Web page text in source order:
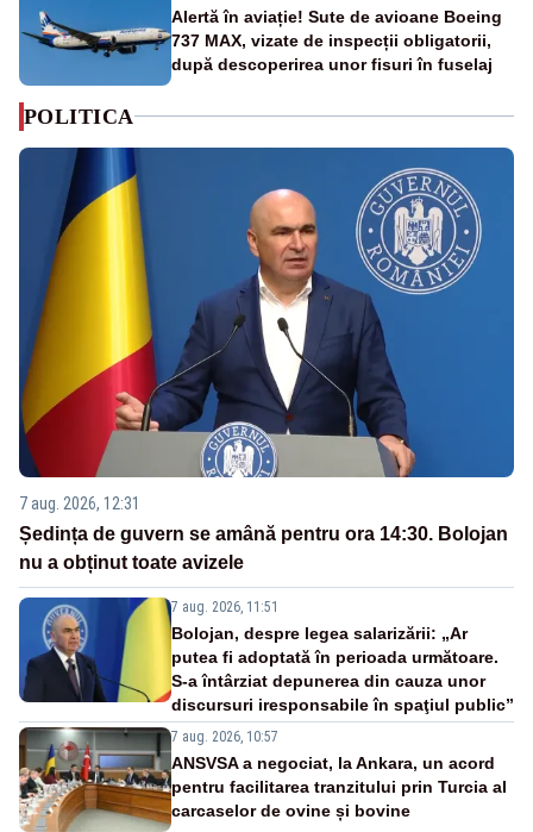
Alertă în aviație! Sute de avioane Boeing
737 MAX, vizate de inspecții obligatorii,
după descoperirea unor fisuri în fuselaj
POLITICA
7 aug. 2026, 12:31
Ședința de guvern se amână pentru ora 14:30. Bolojan
nu a obținut toate avizele
7 aug. 2026, 11:51
Bolojan, despre legea salarizării: „Ar
putea fi adoptată în perioada următoare.
S-a întârziat depunerea din cauza unor
discursuri iresponsabile în spaţiul public”
7 aug. 2026, 10:57
ANSVSA a negociat, la Ankara, un acord
pentru facilitarea tranzitului prin Turcia al
carcaselor de ovine și bovine